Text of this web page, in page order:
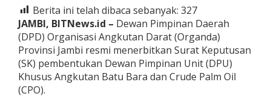
P
U
K
h
u
s
s
Berita ini telah dibaca sebanyak: 327
JAMBI, BITNews.id – Dewan Pimpinan Daerah
(DPD) Organisasi Angkutan Darat (Organda)
Provinsi Jambi resmi menerbitkan Surat Keputusan
(SK) pembentukan Dewan Pimpinan Unit (DPU)
Khusus Angkutan Batu Bara dan Crude Palm Oil
(CPO).